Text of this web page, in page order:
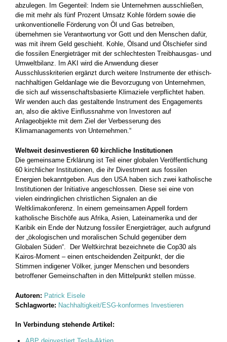
abzulegen. Im Gegenteil: Indem sie Unternehmen ausschließen,
die mit mehr als fünf Prozent Umsatz Kohle fördern sowie die
unkonventionelle Förderung von Öl und Gas betreiben,
übernehmen sie Verantwortung vor Gott und den Menschen dafür,
was mit ihrem Geld geschieht. Kohle, Ölsand und Ölschiefer sind
die fossilen Energieträger mit der schlechtesten Treibhausgas- und
Umweltbilanz. Im AKI wird die Anwendung dieser
Ausschlusskriterien ergänzt durch weitere Instrumente der ethisch-
nachhaltigen Geldanlage wie die Bevorzugung von Unternehmen,
die sich auf wissenschaftsbasierte Klimaziele verpflichtet haben.
Wir wenden auch das gestaltende Instrument des Engagements
an, also die aktive Einflussnahme von Investoren auf
Anlageobjekte mit dem Ziel der Verbesserung des
Klimamanagements von Unternehmen.“
Weltweit desinvestieren 60 kirchliche Institutionen
Die gemeinsame Erklärung ist Teil einer globalen Veröffentlichung
60 kirchlicher Institutionen, die ihr Divestment aus fossilen
Energien bekanntgeben. Aus den USA haben sich zwei katholische
Institutionen der Initiative angeschlossen. Diese sei eine von
vielen eindringlichen christlichen Signalen an die
Weltklimakonferenz. In einem gemeinsamen Appell fordern
katholische Bischöfe aus Afrika, Asien, Lateinamerika und der
Karibik ein Ende der Nutzung fossiler Energieträger, auch aufgrund
der „ökologischen und moralischen Schuld gegenüber dem
Globalen Süden“. Der Weltkirchrat bezeichnete die Cop30 als
Kairos-Moment – einen entscheidenden Zeitpunkt, der die
Stimmen indigener Völker, junger Menschen und besonders
betroffener Gemeinschaften in den Mittelpunkt stellen müsse.
Autoren: Patrick Eisele
Schlagworte: Nachhaltigkeit/ESG-konformes Investieren
In Verbindung stehende Artikel: